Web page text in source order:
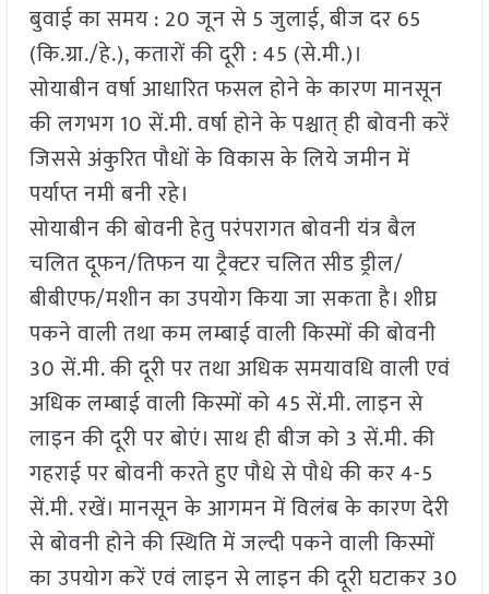
बुवाई का समय : 20 जून से 5 जुलाई, बीज दर 65
(कि.ग्रा./हे.), कतारों की दूरी : 45 (से.मी.)।
सोयाबीन वर्षा आधारित फसल होने के कारण मानसून
की लगभग 10 सें.मी. वर्षा होने के पश्चात् ही बोवनी करें
जिससे अंकुरित पौधों के विकास के लिये जमीन में
पर्याप्त नमी बनी रहे।
सोयाबीन की बोवनी हेतु परंपरागत बोवनी यंत्र बैल
चलित दूफन/तिफन या ट्रैक्टर चलित सीड ड्रील/
बीबीएफ/मशीन का उपयोग किया जा सकता है। शीघ्र
पकने वाली तथा कम लम्बाई वाली किस्मों की बोवनी
30 सें.मी. की दूरी पर तथा अधिक समयावधि वाली एवं
अधिक लम्बाई वाली किस्मों को 45 सें.मी. लाइन से
लाइन की दूरी पर बोएं। साथ ही बीज को 3 सें.मी. की
गहराई पर बोवनी करते हुए पौधे से पौधे की कर 4-5
सें.मी. रखें। मानसून के आगमन में विलंब के कारण देरी
से बोवनी होने की स्थिति में जल्दी पकने वाली किस्मों
का उपयोग करें एवं लाइन से लाइन की दूरी घटाकर 30